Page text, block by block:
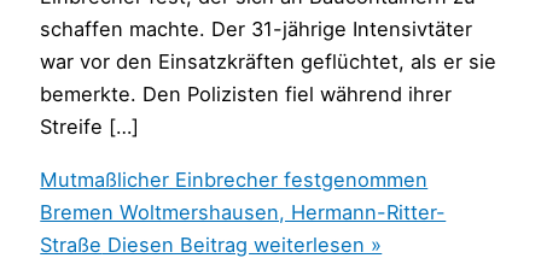
schaffen machte. Der 31-jährige Intensivtäter
war vor den Einsatzkräften geflüchtet, als er sie
bemerkte. Den Polizisten fiel während ihrer
Streife […]
Mutmaßlicher Einbrecher festgenommen
Bremen Woltmershausen, Hermann-Ritter-
Straße Diesen Beitrag weiterlesen »